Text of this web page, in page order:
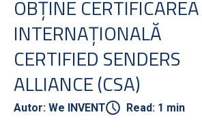
OBȚINE CERTIFICAREA
INTERNAȚIONALĂ
CERTIFIED SENDERS
ALLIANCE (CSA)
Autor: We INVENT Read: 1 min